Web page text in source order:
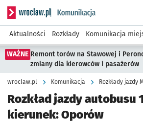
Serwis informacyjny wroclaw.pl
Aktualności Rozkłady Komunikacja
WAŻNE Remont torów na Stawowej i
zmiany dla kierowców i pasażerów
wroclaw.pl Komunikacja Rozkłady jazdy
Rozkład jazdy autobusu
kierunek: Oporów